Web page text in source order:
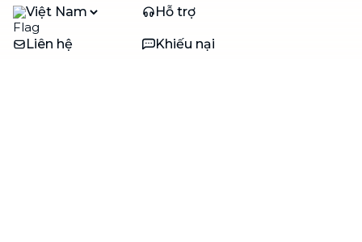
Việt Nam Hỗ trợ
Liên hệ Khiếu nại